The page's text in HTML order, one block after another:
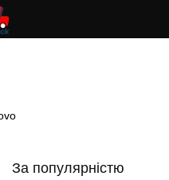
За популярністю